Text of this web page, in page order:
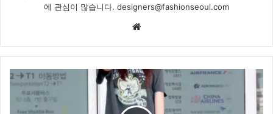
에 관심이 많습니다. designers@fashionseoul.com
조
이